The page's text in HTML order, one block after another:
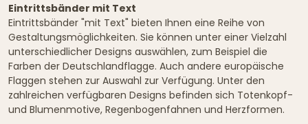
Eintrittsbänder mit Text
Eintrittsbänder "mit Text" bieten Ihnen eine Reihe von
Gestaltungsmöglichkeiten. Sie können unter einer Vielzahl
unterschiedlicher Designs auswählen, zum Beispiel die
Farben der Deutschlandflagge. Auch andere europäische
Flaggen stehen zur Auswahl zur Verfügung. Unter den
zahlreichen verfügbaren Designs befinden sich Totenkopf-
und Blumenmotive, Regenbogenfahnen und Herzformen.